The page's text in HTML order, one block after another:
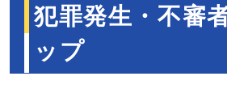
犯罪発生・不審
ップ